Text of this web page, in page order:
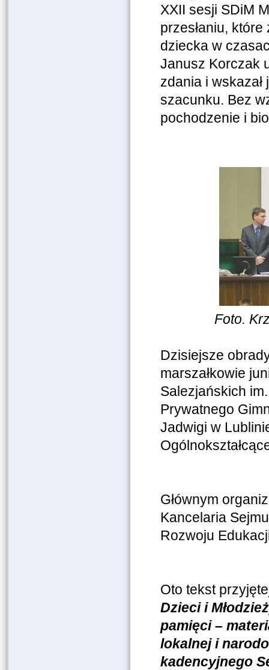
XXII sesji SDiM
przesłaniu,
dziecka w
Janusz Korczak
zdania i
szacunku. Bez
pochodzenie i
Foto.
Dzisiejsze
marszałkowie
Salezjańskich
Prywatnego
Jadwigi w
Głównym
Kancelaria
Rozwoju
Oto tekst
Dzieci i
pamięci –
lokalnej i
kadencyjnego